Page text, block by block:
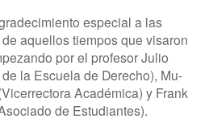
especial a las
aquellos tiempos que visaron
por el profesor Julio
la Escuela de Derecho), Mu-
Académica) y Frank
de Estudiantes).